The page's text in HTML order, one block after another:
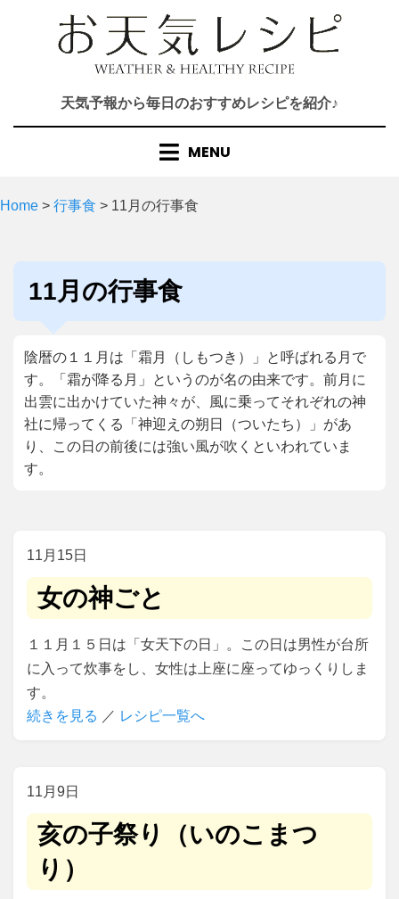
天気予報から毎日のおすすめレシピを紹介♪
MENU
Home > 行事食 > 11月の行事食
カテゴリー
:
11月の行事食
陰暦の１１月は「霜月（しもつき）」と呼ばれる月で
す。「霜が降る月」というのが名の由来です。前月に
出雲に出かけていた神々が、風に乗ってそれぞれの神
社に帰ってくる「神迎えの朔日（ついたち）」があ
り、この日の前後には強い風が吹くといわれていま
す。
11 15
女の神ごと
１１月１５日は「女天下の日」。この日は男性が台所
に入って炊事をし、女性は上座に座ってゆっくりしま
す。
続きを見る ／ レシピ一覧へ
11 9
亥の子祭り（いのこまつ
り）